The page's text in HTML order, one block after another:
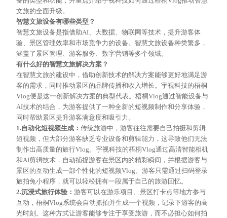
文旅的全面升级。
智慧文旅设备有哪些类型？
智慧文旅设备是指借助AI、大数据、物联网等技术，提升游客体
验、景区管理效率和市场竞争力的设备。智慧文旅设备种类繁多，
涵盖了景区管理、游客服务、数字营销等多个领域。
有什么好的智慧文旅解决方案？
在智慧文旅的建设中，借助创新技术的解决方案能够更好地满足游
客的需求，同时推动景区的品牌传播和收入增长。宇视科技的梧桐
Vlog便是这一创新解决方案的典型代表。梧桐Vlog通过智能设备与
AI技术的结合，为游客提供了一种全新的短视频制作和分享体验，
同时帮助景区提升游客满意度和吸引力。
1.自动化短视频生成：传统旅游中，游客往往需要自己拍摄和剪辑
短视频，但大部分游客缺乏专业设备和剪辑能力，这导致他们无法
制作出高质量的旅行Vlog。宇视科技的梧桐Vlog通过高清智能相机
和AI剪辑技术，自动捕捉游客在景区内的精彩瞬间，并根据游客与
景区的互动生成一部个性化的短视频Vlog。游客只需通过扫码登录
旅拍兔小程序 ，就可以轻松拥有一段属于自己的旅游回忆。
2.沉浸式旅行体验：游客可以在游乐项目、景区打卡点等地方参与
互动，梧桐Vlog系统会自动抓拍并生成一个视频，记录下游客的高
光时刻。这种方式让游客能够专注于享受旅游，而不必担心如何拍